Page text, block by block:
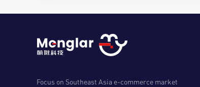
Focus on Southeast Asia e-commerce market